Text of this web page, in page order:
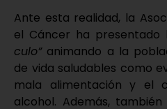
Ante esta realidad, la
el Cáncer ha presentado
culo”animando a la
de vida saludables como
mala alimentación y el
alcohol. Además,